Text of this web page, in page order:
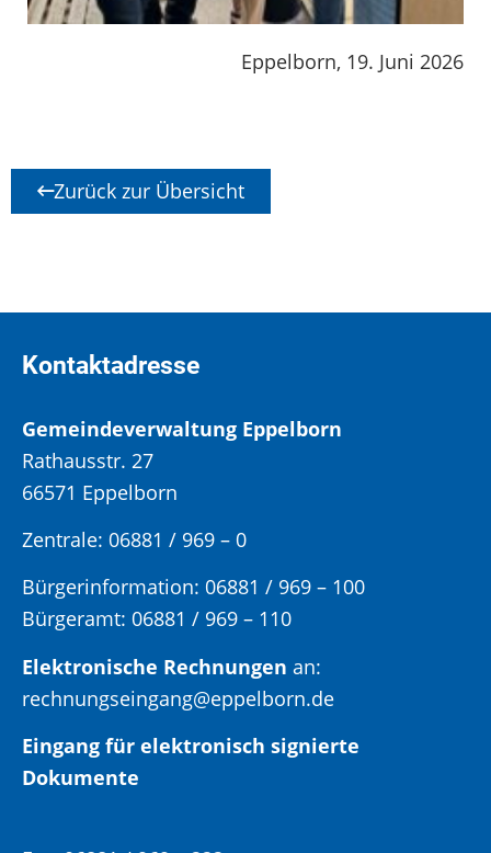
Eppelborn, 19. Juni 2026
Zurück zur Übersicht
Kontaktadresse
Gemeindeverwaltung Eppelborn
Rathausstr. 27
66571 Eppelborn
Zentrale: 06881 / 969 – 0
Bürgerinformation: 06881 / 969 – 100
Bürgeramt: 06881 / 969 – 110
Elektronische Rechnungen an:
rechnungseingang@eppelborn.de
Eingang für elektronisch signierte
Dokumente